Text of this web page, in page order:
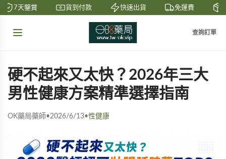
7天鑒賞 貨到付款 快速出貨 免運費 私
查詢訂單
硬不起來又太快？2026年三大
男性健康方案精準選擇指南
OK藥局藥師•2026/6/13•性健康